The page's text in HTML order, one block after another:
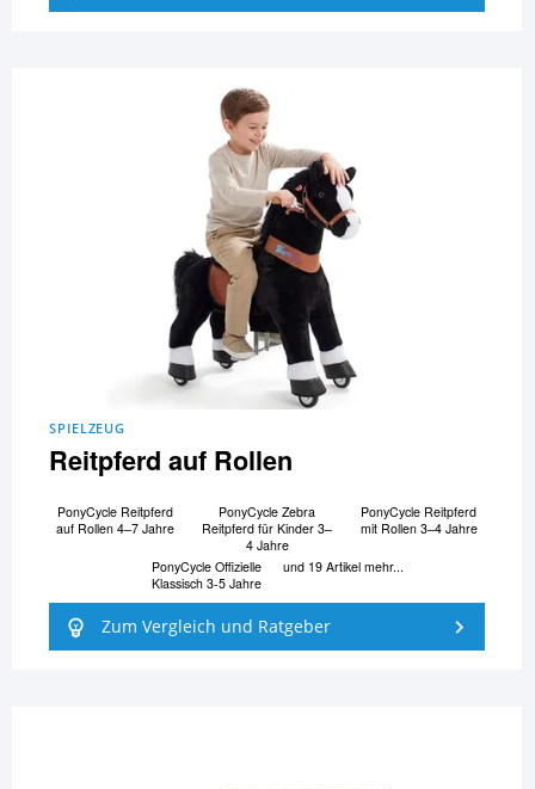
SPIELZEUG
Reitpferd auf Rollen
PonyCycle Reitpferd
auf Rollen 4–7 Jahre
PonyCycle Zebra
Reitpferd für Kinder 3–
4 Jahre
PonyCycle Reitpferd
mit Rollen 3–4 Jahre
PonyCycle Offizielle
Klassisch 3-5 Jahre
und 19 Artikel mehr...
Zum Vergleich und Ratgeber